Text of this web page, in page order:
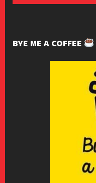
BYE ME A COFFEE